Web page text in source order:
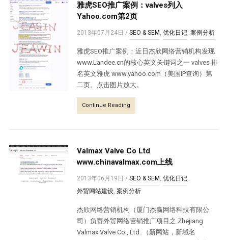
雅虎SEO推广案例：valves列入
Yahoo.com第2页
2013年07月24日 /SEO & SEM ,优化日记,案例分析
雅虎SEO推广案例：近日杰欣网络营销机构发现
www.Landee.cn的核心英文关键词之一 valves 排
名英文雅虎 www.yahoo.com（美国IP查询）第
二页。点击图片放大。
Continue Reading
Valmax Valve Co Ltd
www.chinavalmax.com上线
2013年06月19日 /SEO & SEM ,优化日记,
外贸网站建设,案例分析
杰欣网络营销机构（厦门杰赢网络科技有限公
司）负责外贸网络营销推广项目之 Zhejiang
Valmax Valve Co., Ltd. （新网站，新域名